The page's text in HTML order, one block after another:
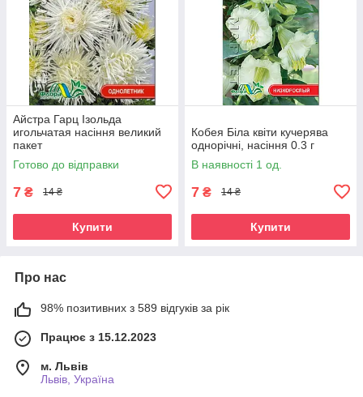
Айстра Гарц Ізольда
игольчатая насіння великий
пакет
Готово до відправки
7 ₴ 14 ₴
Купити
Кобея Біла квіти кучерява
однорічні, насіння 0.3 г
В наявності 1 од.
7 ₴ 14 ₴
Купити
Про нас
98% позитивних з 589 відгуків за рік
Працює з 15.12.2023
м. Львів
Львів, Україна